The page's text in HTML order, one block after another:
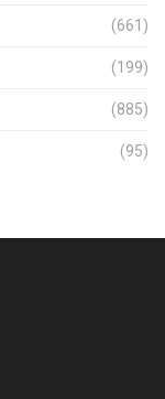
(661)
(199)
(885)
(95)